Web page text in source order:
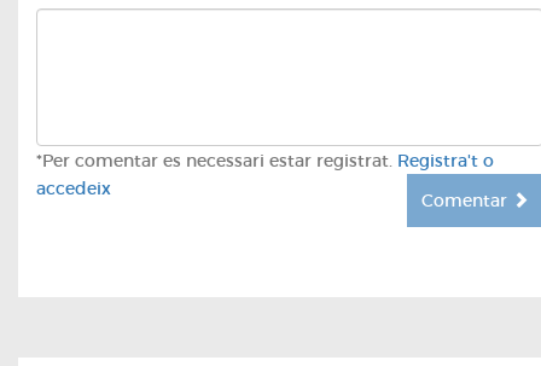
*Per comentar es necessari estar registrat. Registra't o
accedeix
Comentar